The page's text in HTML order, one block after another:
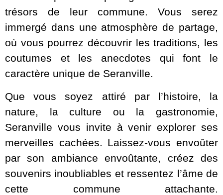
trésors de leur commune. Vous serez
immergé dans une atmosphère de partage,
où vous pourrez découvrir les traditions, les
coutumes et les anecdotes qui font le
caractère unique de Seranville.
Que vous soyez attiré par l’histoire, la
nature, la culture ou la gastronomie,
Seranville vous invite à venir explorer ses
merveilles cachées. Laissez-vous envoûter
par son ambiance envoûtante, créez des
souvenirs inoubliables et ressentez l’âme de
cette commune attachante.